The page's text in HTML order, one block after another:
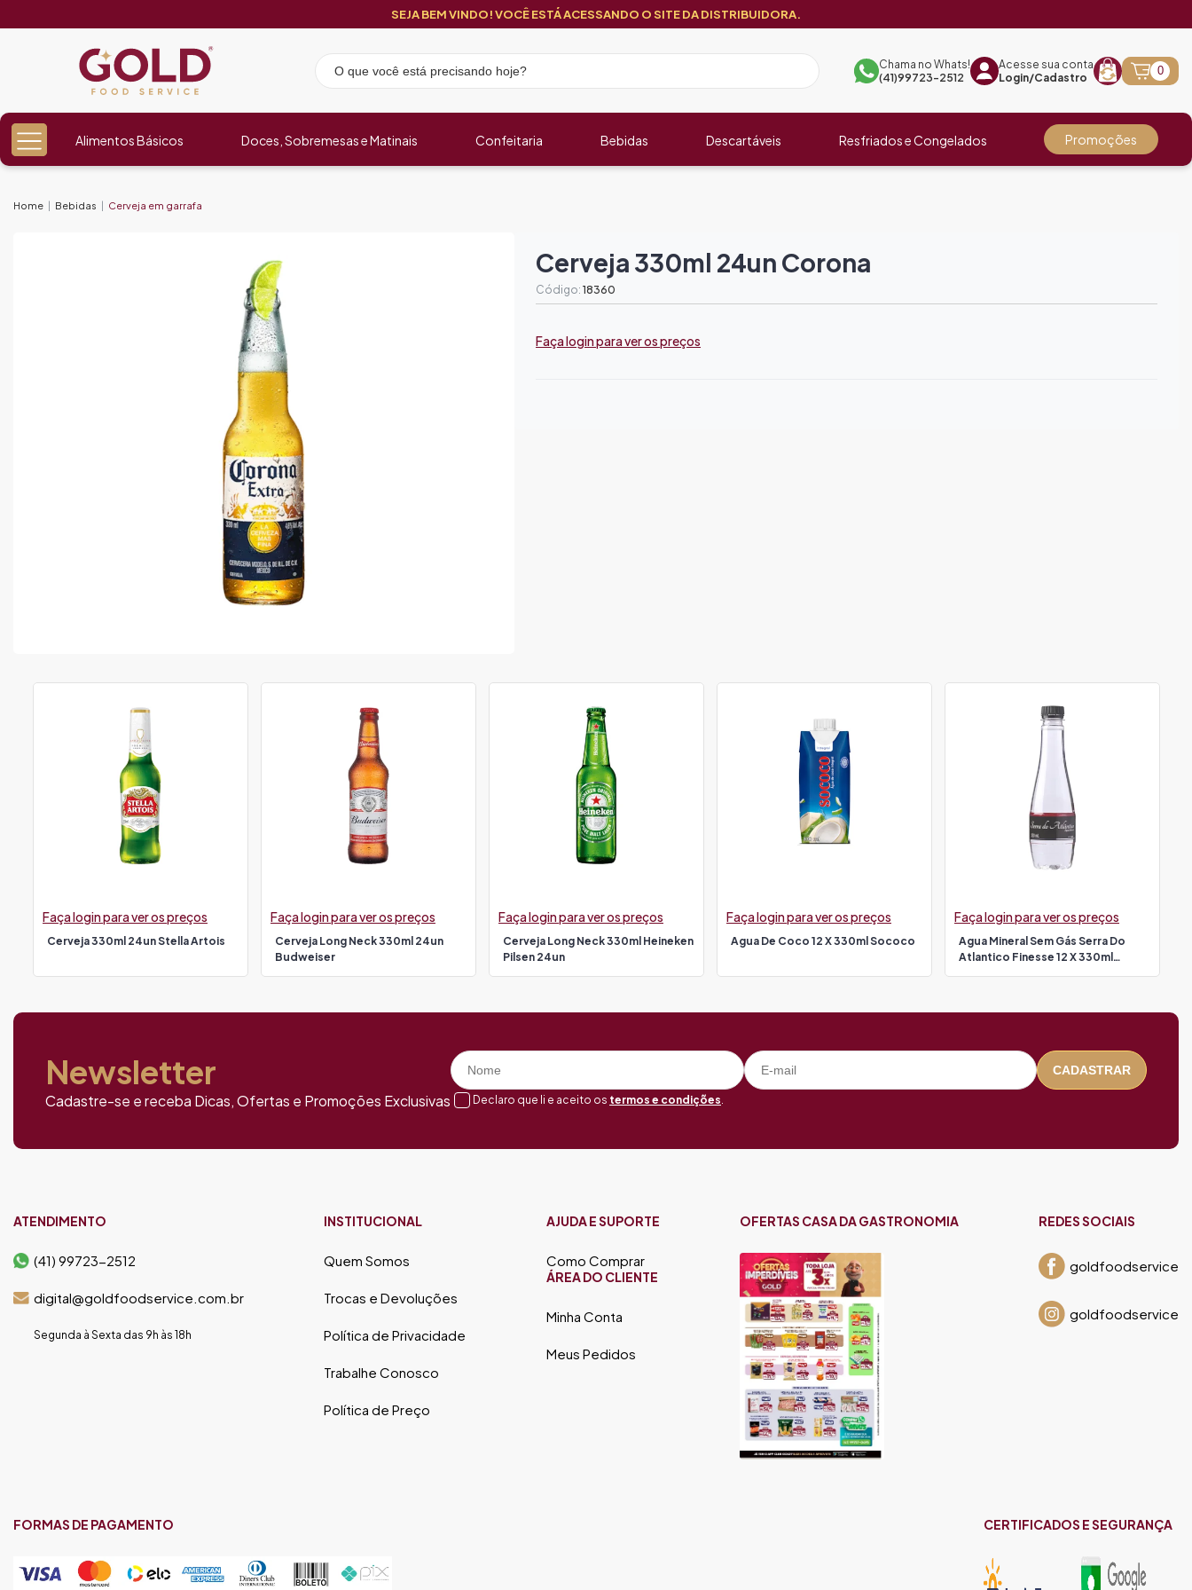
SEJA BEM VINDO! VOCÊ ESTÁ ACESSANDO O SITE DA DISTRIBUIDORA.
Chama no Whats!
(41)99723-2512
Acesse sua conta
Login/Cadastro
0
Alimentos Básicos Doces, Sobremesas e Matinais Confeitaria Bebidas Descartáveis Resfriados e Congelados Promoções
Home Bebidas Cerveja em garrafa
Cerveja 330ml 24un Corona
Código: 18360
Faça login para ver os preços
Cerveja 330ml 24un Stella Artois
Faça login para ver os preços
Cerveja Long Neck 330ml 24un
Budweiser
Faça login para ver os preços
Cerveja Long Neck 330ml Heineken
Pilsen 24un
Faça login para ver os preços
Agua De Coco 12 X 330ml Sococo
Faça login para ver os preços
Agua Mineral Sem Gás Serra Do
Atlantico Finesse 12 X 330ml
Faça login para ver os preços
Newsletter
Cadastre-se e receba Dicas, Ofertas e Promoções Exclusivas
CADASTRAR
Declaro que li e aceito os termos e condições.
ATENDIMENTO
(41) 99723-2512
digital@goldfoodservice.com.br
Segunda à Sexta das 9h às 18h
INSTITUCIONAL
Quem Somos
Trocas e Devoluções
Política de Privacidade
Trabalhe Conosco
Política de Preço
AJUDA E SUPORTE
Como Comprar
ÁREA DO CLIENTE
Minha Conta
Meus Pedidos
OFERTAS CASA DA GASTRONOMIA REDES SOCIAIS
goldfoodservice
goldfoodservice
FORMAS DE PAGAMENTO CERTIFICADOS E SEGURANÇA